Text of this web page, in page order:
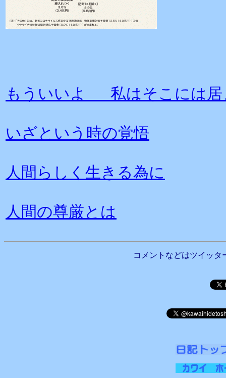
もういいよ 私はそこには居
いざという時の覚悟
人間らしく生きる為に
人間の尊厳とは
コメントなどはツイッタ